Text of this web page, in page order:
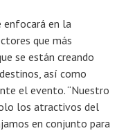
enfocará en la
que más
se están creando
así como
el evento. “Nuestro
los atractivos del
en conjunto para